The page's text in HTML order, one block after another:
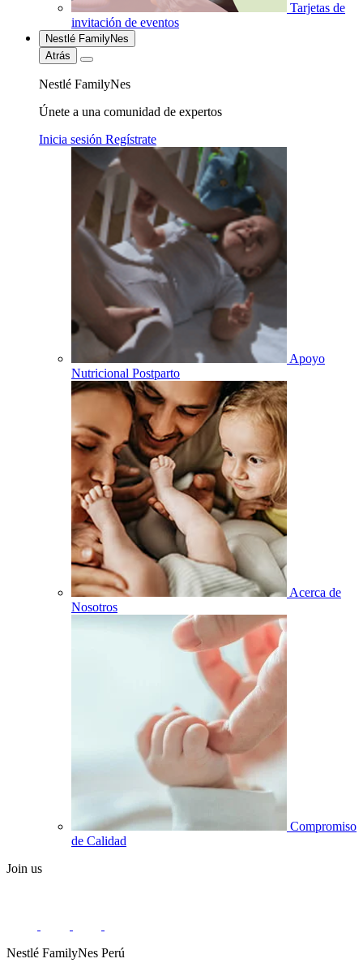
Tarjetas de
invitación de eventos
Nestlé FamilyNes
Atrás
Nestlé FamilyNes
Únete a una comunidad de expertos
Inicia sesión Regístrate
Apoyo
Nutricional Postparto
Acerca de
Nosotros
Compromiso
de Calidad
Join us
Nestlé FamilyNes Perú